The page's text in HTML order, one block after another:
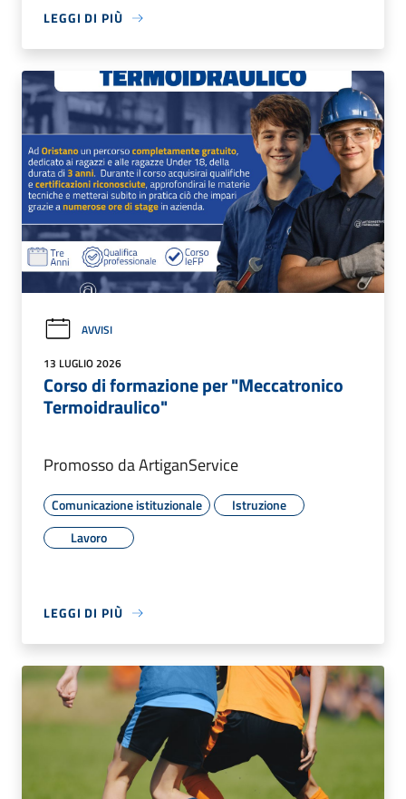
LEGGI DI PIÙ
AVVISI
13 LUGLIO 2026
Corso di formazione per "Meccatronico
Termoidraulico"
Promosso da ArtiganService
Comunicazione istituzionale
Istruzione
Lavoro
LEGGI DI PIÙ